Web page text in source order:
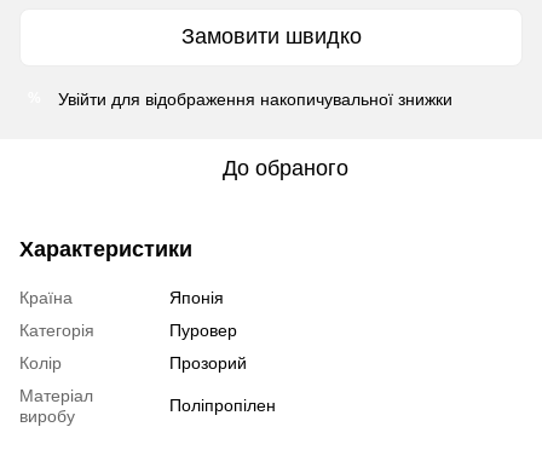
Замовити швидко
Увійти для відображення накопичувальної знижки
До обраного
Характеристики
Країна
Японія
Категорія
Пуровер
Колір
Прозорий
Матеріал
виробу
Поліпропілен